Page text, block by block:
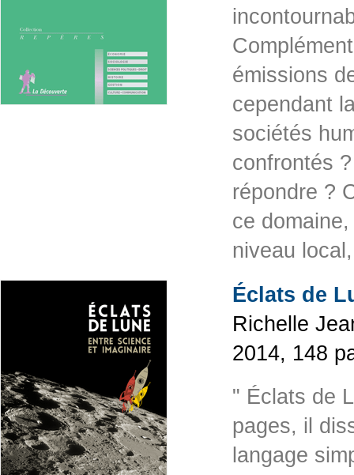
émissions
cependant
sociétés
confrontés
répondre ?
ce
niveau
Éclats de
Richelle
2014, 148
" Éclats de
pages, il
langage